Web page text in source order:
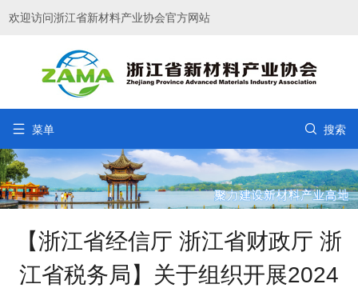
欢迎访问浙江省新材料产业协会官方网站
 菜单  搜索
【浙江省经信厅 浙江省财政厅 浙
江省税务局】关于组织开展2024